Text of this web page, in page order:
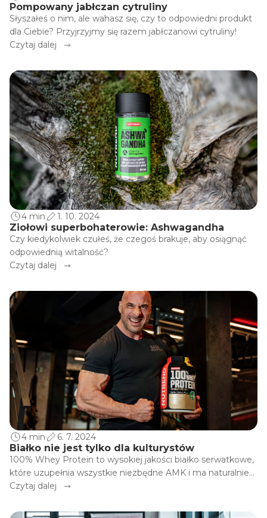
Pompowany jabłczan cytruliny
Słyszałeś o nim, ale wahasz się, czy to odpowiedni produkt
dla Ciebie? Przyjrzyjmy się razem jabłczanowi cytruliny!
Czytaj dalej
4 min 1. 10. 2024
Ziołowi superbohaterowie: Ashwagandha
Czy kiedykolwiek czułeś, że czegoś brakuje, aby osiągnąć
odpowiednią witalność?
Czytaj dalej
4 min 6. 7. 2024
Białko nie jest tylko dla kulturystów
100% Whey Protein to wysokiej jakości białko serwatkowe,
które uzupełnia wszystkie niezbędne AMK i ma naturalnie
wysoką ilość BCAA. Jest lekkostrawne i łatwe w użyciu.
wartości biologicznej białka.
Czytaj dalej